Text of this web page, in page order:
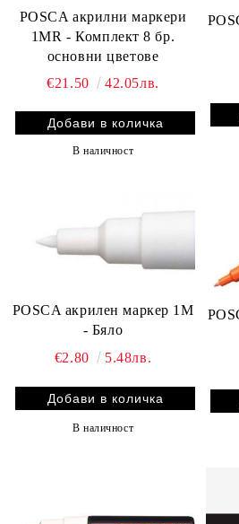
POSCA акрилни маркери
1MR - Комплект 8 бр.
основни цветове
€21.50
42.05лв.
В наличност
POSCA акрилен маркер 1M
- Бяло
€2.80
5.48лв.
В наличност